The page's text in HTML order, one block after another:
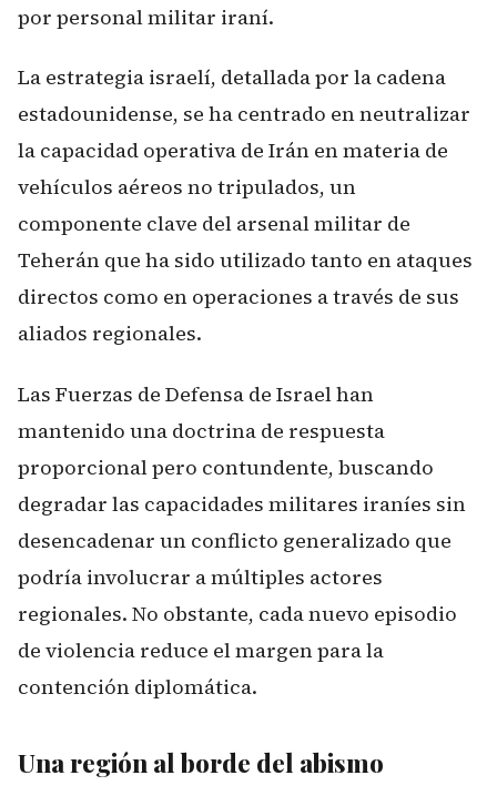
por personal militar iraní.
La estrategia israelí, detallada por la cadena
estadounidense, se ha centrado en neutralizar
la capacidad operativa de Irán en materia de
vehículos aéreos no tripulados, un
componente clave del arsenal militar de
Teherán que ha sido utilizado tanto en ataques
directos como en operaciones a través de sus
aliados regionales.
Las Fuerzas de Defensa de Israel han
mantenido una doctrina de respuesta
proporcional pero contundente, buscando
degradar las capacidades militares iraníes sin
desencadenar un conflicto generalizado que
podría involucrar a múltiples actores
regionales. No obstante, cada nuevo episodio
de violencia reduce el margen para la
contención diplomática.
Una región al borde del abismo